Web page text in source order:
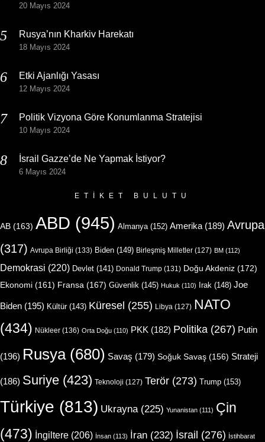
20 Mayıs 2024
Rusya’nın Kharkiv Harekatı
18 Mayıs 2024
Etki Ajanlığı Yasası
12 Mayıs 2024
Politik Vizyona Göre Konumlanma Stratejisi
10 Mayıs 2024
İsrail Gazze’de Ne Yapmak İstiyor?
6 Mayıs 2024
ETIKET BULUTU
AB (163) ABD (945) Almanya (152) Amerika (189) Avrupa
(317) Avrupa Birliği (133) Biden (149) Birleşmiş Milletler (127) BM (112)
Demokrasi (220) Devlet (141) Donald Trump (131) Doğu Akdeniz (172)
Ekonomi (161) Fransa (167) Güvenlik (145) Hukuk (110) Irak (148) Joe
Biden (195) Kültür(143) Küresel (255) Libya (127) NATO
(434) Nükleer (136) Orta Doğu (110) PKK (182) Politika (267) Putin
(196) Rusya(680) Savaş (179) Soğuk Savaş (156) Strateji
(186) Suriye (423) Teknoloji (127) Terör (273) Trump (153)
Türkiye (813) Ukrayna(225) Yunanistan (111) Çin
(473) İngiltere (206) İnsan (113) İran (232) İsrail (276) İstihbarat